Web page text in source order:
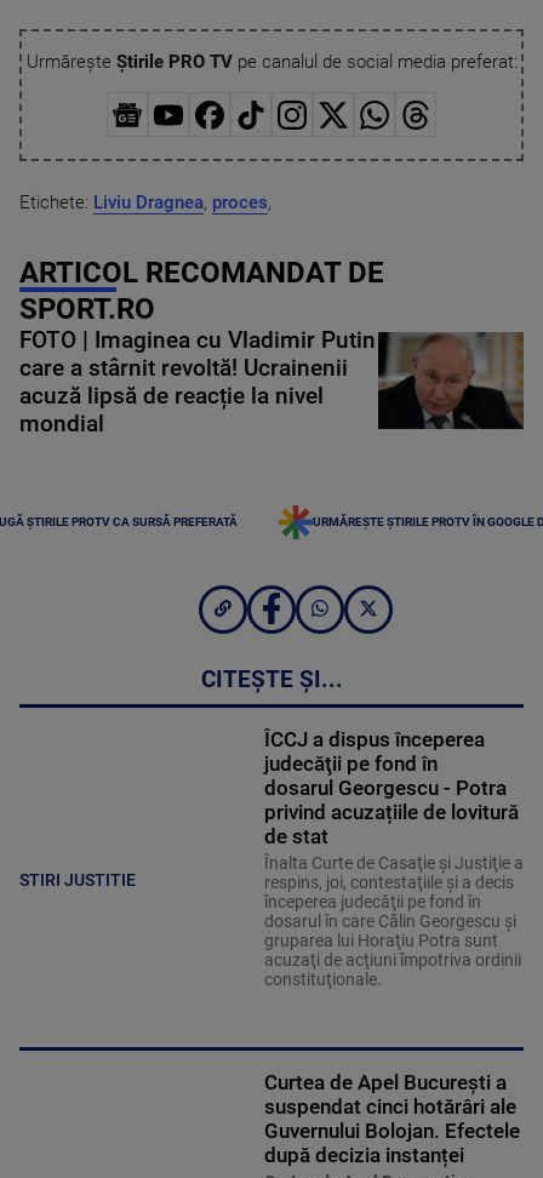
Urmărește Știrile PRO TVpe canalul de social media preferat:
Etichete: Liviu Dragnea, proces,
ARTICOL RECOMANDAT DE
SPORT.RO
FOTO | Imaginea cu Vladimir Putin
care a stârnit revoltă! Ucrainenii
acuză lipsă de reacție la nivel
mondial
ȘTIRILE PROTV CA SURSĂ PREFERATĂ URMĂREȘTE ȘTIRILE PROTV ÎN GOOGLE
CITEȘTE ȘI...
STIRI JUSTITIE
ÎCCJ a dispus începerea
judecăţii pe fond în
dosarul Georgescu - Potra
privind acuzațiile de lovitură
de stat
Înalta Curte de Casaţie şi Justiţie a
respins, joi, contestaţiile şi a decis
începerea judecăţii pe fond în
dosarul în care Călin Georgescu şi
gruparea lui Horaţiu Potra sunt
acuzaţi de acţiuni împotriva ordinii
constituţionale.
Curtea de Apel București a
suspendat cinci hotărâri ale
Guvernului Bolojan. Efectele
după decizia instanței